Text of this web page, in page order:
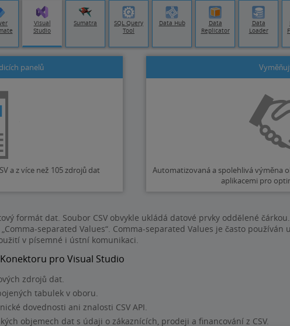
Visual
Studio
Sumatra
SQL Query
Tool
Data Hub
Data
Replicator
Data
Loader
panelů
a z více než 105 zdrojů dat
Automatizovaná a spolehlivá výměna
aplikacemi pro
formát dat. Soubor CSV obvykle ukládá datové prvky oddělené
separated Values“. Comma-separated Values je často používán
v písemné i ústní komunikaci.
pro Visual Studio
zdrojů dat.
tabulek v oboru.
dovednosti ani znalosti CSV API.
objemech dat s údaji o zákaznících, prodeji a financování z CSV.